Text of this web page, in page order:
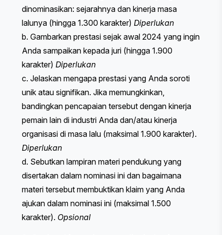
dinominasikan: sejarahnya dan kinerja masa
lalunya (hingga 1.300 karakter) Diperlukan
b. Gambarkan prestasi sejak awal 2024 yang ingin
Anda sampaikan kepada juri (hingga 1.900
karakter) Diperlukan
c. Jelaskan mengapa prestasi yang Anda soroti
unik atau signifikan. Jika memungkinkan,
bandingkan pencapaian tersebut dengan kinerja
pemain lain di industri Anda dan/atau kinerja
organisasi di masa lalu (maksimal 1.900 karakter).
Diperlukan
d. Sebutkan lampiran materi pendukung yang
disertakan dalam nominasi ini dan bagaimana
materi tersebut membuktikan klaim yang Anda
ajukan dalam nominasi ini (maksimal 1.500
karakter). Opsional